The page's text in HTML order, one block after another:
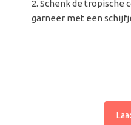
Schenk de tropische
garneer met een